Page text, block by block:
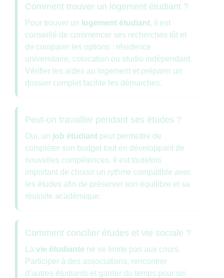
Comment trouver un logement étudiant ?
Pour trouver un logement étudiant, il est
conseillé de commencer ses recherches tôt et
de comparer les options : résidence
universitaire, colocation ou studio indépendant.
Vérifier les aides au logement et préparer un
dossier complet facilite les démarches.
Peut-on travailler pendant ses études ?
Oui, un job étudiant peut permettre de
compléter son budget tout en développant de
nouvelles compétences. Il est toutefois
important de choisir un rythme compatible avec
les études afin de préserver son équilibre et sa
réussite académique.
Comment concilier études et vie sociale ?
La vie étudiante ne se limite pas aux cours.
Participer à des associations, rencontrer
d’autres étudiants et garder du temps pour soi